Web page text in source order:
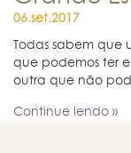
06.set.2017
Todas sabem que
que podemos ter
outra que não
Continue lendo »